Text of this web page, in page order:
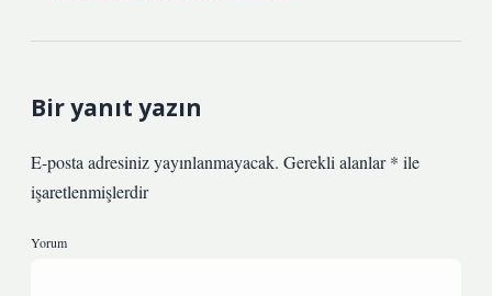
Bir yanıt yazın
E-posta adresiniz yayınlanmayacak. Gerekli alanlar* ile
işaretlenmişlerdir
Yorum